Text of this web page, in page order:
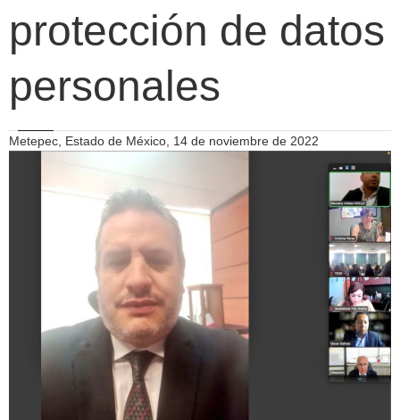
protección de datos
personales
Metepec, Estado de México, 14 de noviembre de 2022